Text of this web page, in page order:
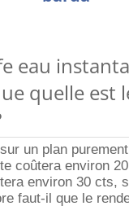
eau
quelle est
un plan
coûtera environ
environ 30 cts,
faut-il que le